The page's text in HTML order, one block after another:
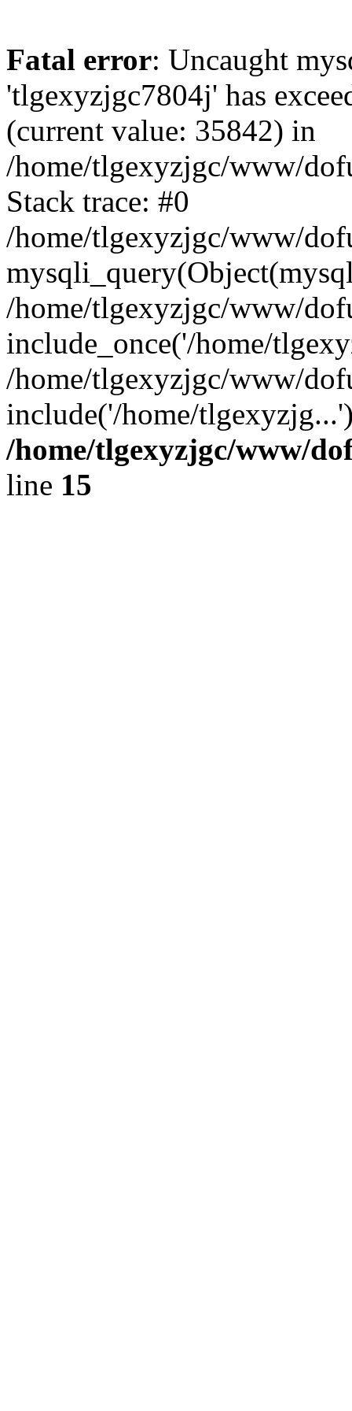
Fatal error: Uncaught
'tlgexyzjgc7804j' has
(current value: 35842) in
/home/tlgexyzjgc/www/
Stack trace: #0
/home/tlgexyzjgc/www/
/home/tlgexyzjgc/www/
include_once('/home/
/home/tlgexyzjgc/www/
include('/home/
/home/tlgexyzjgc/www/
line 15